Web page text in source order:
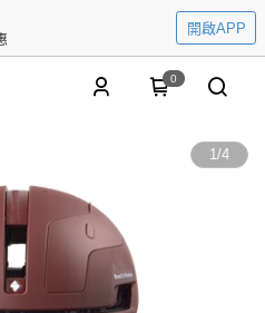
開啟APP
0
1/4